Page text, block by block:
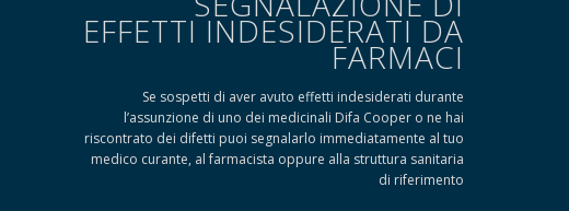
EFFETTI INDESIDERATI DA
FARMACI
Se sospetti di aver avuto effetti indesiderati durante
l’assunzione di uno dei medicinali Difa Cooper o ne hai
riscontrato dei difetti puoi segnalarlo immediatamente al tuo
medico curante, al farmacista oppure alla struttura sanitaria
di riferimento